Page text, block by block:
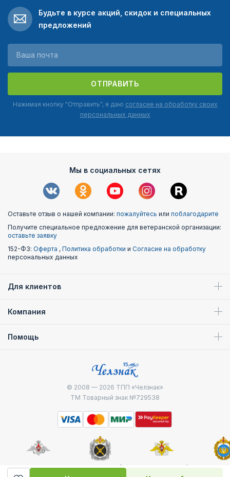
Будьте в курсе акций, скидок и специальных
предложений
ОТПРАВИТЬ
Нажимая кнопку "Отправить", я даю согласие на обработку своих
персональных данных
Мы в социальных сетях
Оставьте отзыв о нашей компании: пожалуйтесь или поблагодарите
Получите специальное предложение для ветеранской организации:
оставьте заявку
152-ФЗ: Оферта , Политика обработки и Согласие на обработку
персональных данных
Для клиентов
Компания
Помощь
© 2008 — 2026 ТПП «Челзнак»
ТМ Товарный знак №729538
Министерство
Генштаб ВС РФ
Военно-морской